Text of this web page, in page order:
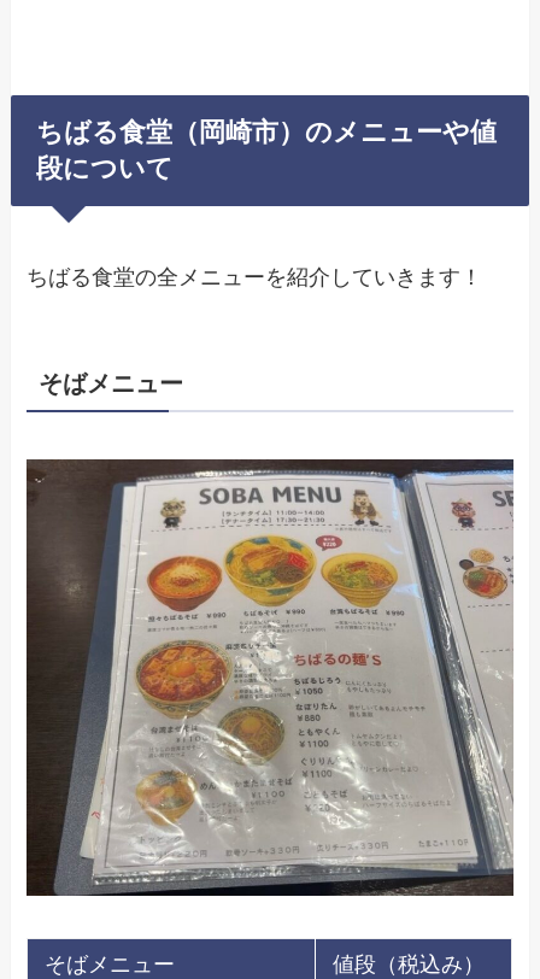
ちばる食堂（岡崎市）のメニューや値
段について
ちばる食堂の全メニューを紹介していきます！
そばメニュー
そばメニュー 値段（税込み）